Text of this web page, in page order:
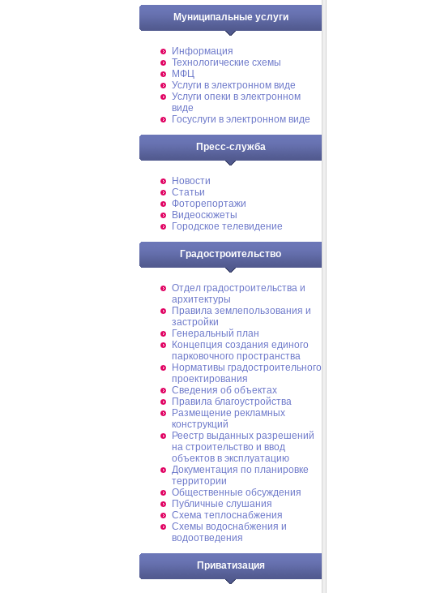
Муниципальные услуги
Информация
Технологические схемы
МФЦ
Услуги в электронном виде
Услуги опеки в электронном
виде
Госуслуги в электронном виде
Пресс-служба
Новости
Статьи
Фоторепортажи
Видеосюжеты
Городское телевидение
Градостроительство
Отдел градостроительства и
архитектуры
Правила землепользования и
застройки
Генеральный план
Концепция создания единого
парковочного пространства
Нормативы градостроительного
проектирования
Сведения об объектах
Правила благоустройства
Размещение рекламных
конструкций
Реестр выданных разрешений
на строительство и ввод
объектов в эксплуатацию
Документация по планировке
территории
Общественные обсуждения
Публичные слушания
Схема теплоснабжения
Схемы водоснабжения и
водоотведения
Приватизация